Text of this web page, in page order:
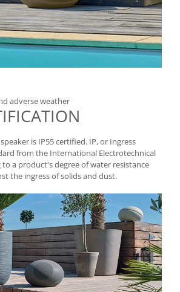
adverse weather
is IP55 certified. IP, or Ingress
from the International Electrotechnical
a product's degree of water resistance
the ingress of solids and dust.